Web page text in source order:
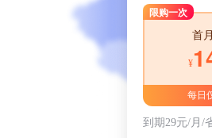
限购一次
首
¥
每日
到期29元/月/